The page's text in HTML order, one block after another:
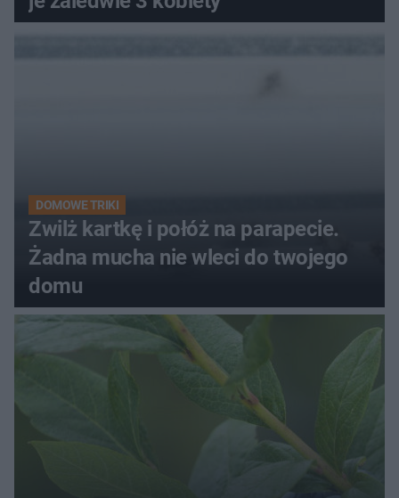
DOMOWE TRIKI
Zwilż kartkę i połóż na parapecie.
Żadna mucha nie wleci do twojego
domu